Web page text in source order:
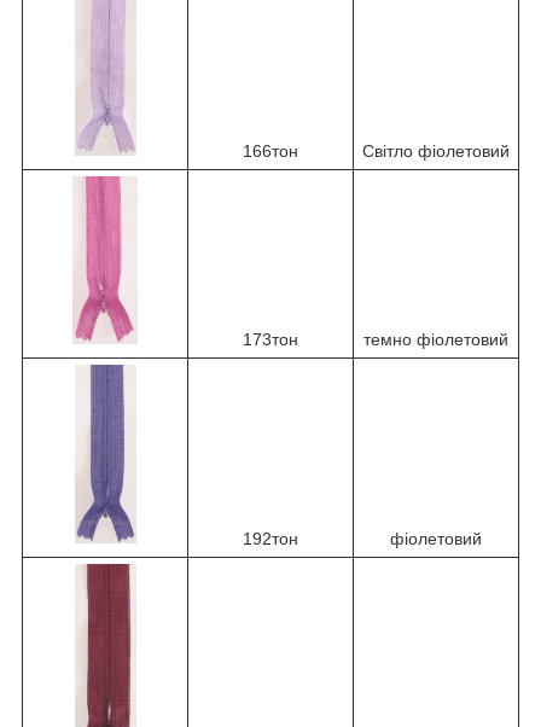
166тон Світло фіолетовий
173тон темно фіолетовий
192тон фіолетовий